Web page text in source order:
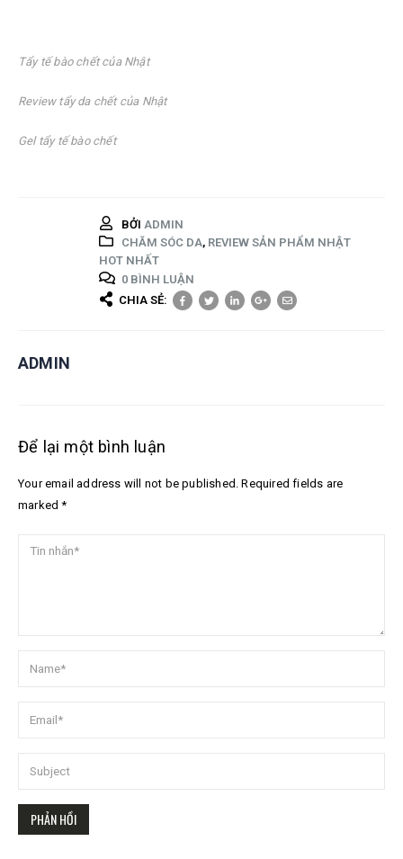
Tẩy tế bào chết của Nhật
Review tẩy da chết của Nhật
Gel tẩy tế bào chết
BỞI ADMIN
CHĂM SÓC DA, REVIEW SẢN PHẨM NHẬT
HOT NHẤT
0 BÌNH LUẬN
CHIA SẺ:
ADMIN
Để lại một bình luận
Your email address will not be published. Required fields are
marked *